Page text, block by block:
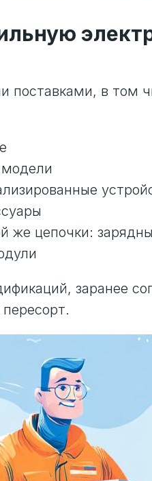
поставками, в том
же цепочки:
заранее